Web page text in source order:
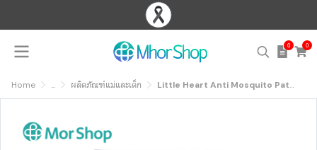
0 0
Home ... ผลิตภัณฑ์แม่และเด็ก Little Heart Anti Mosquito Patch ลิตเติ้ล ฮาร์ท แผ่นหอมกันยุง